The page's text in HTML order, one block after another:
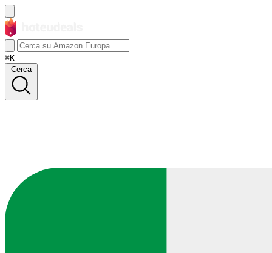
⌘K
Cerca